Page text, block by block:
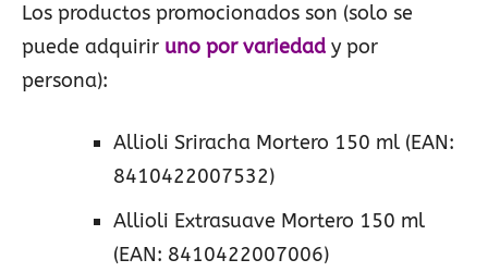
Los productos promocionados son (solo se
puede adquirir uno por variedad y por
persona):
Allioli Sriracha Mortero 150 ml (EAN:
8410422007532)
Allioli Extrasuave Mortero 150 ml
(EAN: 8410422007006)